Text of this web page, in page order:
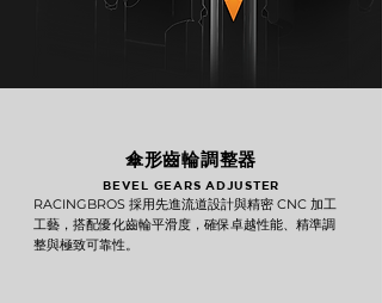
傘形齒輪調整器
BEVEL GEARS ADJUSTER
RACINGBROS 採用先進流道設計與精密 CNC 加工
工藝，搭配優化齒輪平滑度，確保卓越性能、精準調
整與極致可靠性。